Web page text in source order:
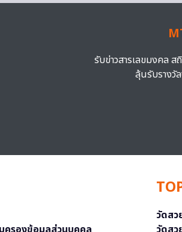
รับข่าวสารเลขมงคล ส
ลุ้นรับรางวั
วัดสว